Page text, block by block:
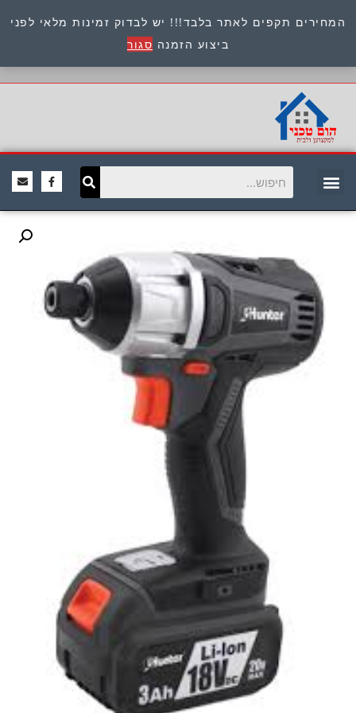
המחירים תקפים לאתר בלבד!!! יש לבדוק זמינות מלאי לפני
ביצוע הזמנה סגור
כתובת : היוזמים 9 אור יהודה שירות לקוחות 054-
8945722